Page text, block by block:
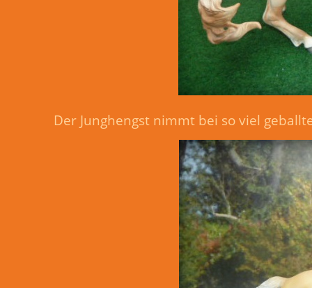
Der Junghengst nimmt bei so viel